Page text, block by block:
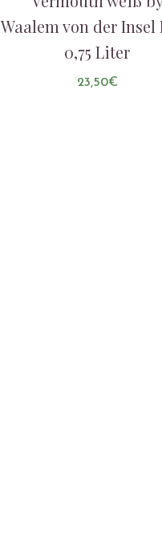
Waalem von der Insel
0,75 Liter
23,50€